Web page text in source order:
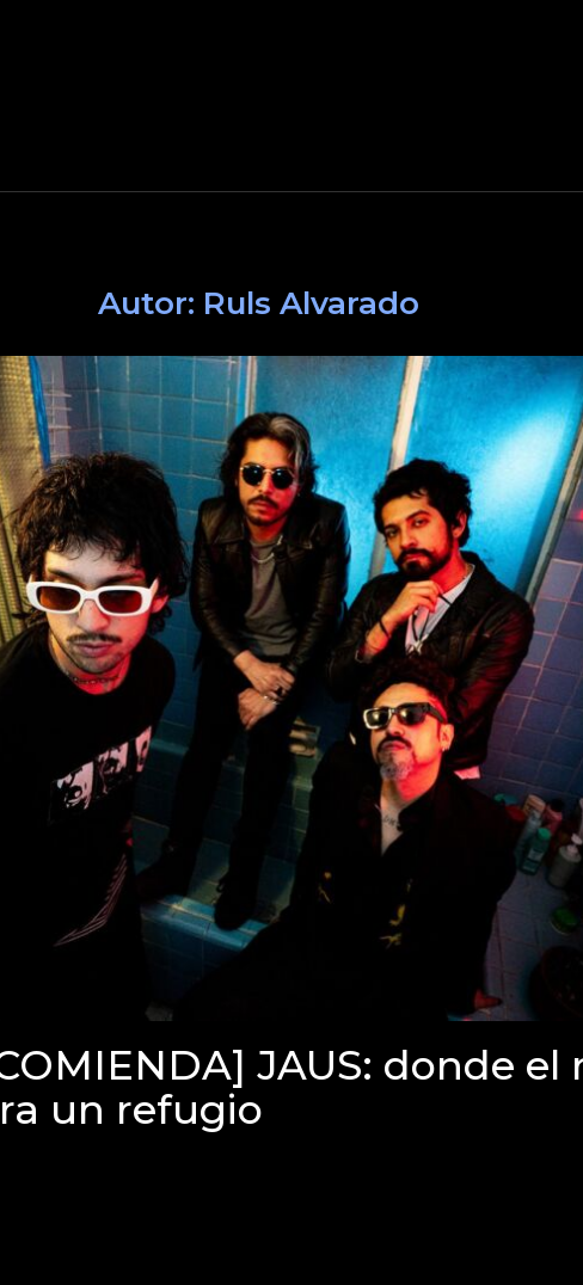
Autor: Ruls Alvarado
JAUS: donde el
un refugio